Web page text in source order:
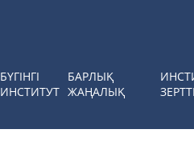
БҮГІНГІ
ИНСТИТУТ
БАРЛЫҚ
ЖАҢАЛЫҚ